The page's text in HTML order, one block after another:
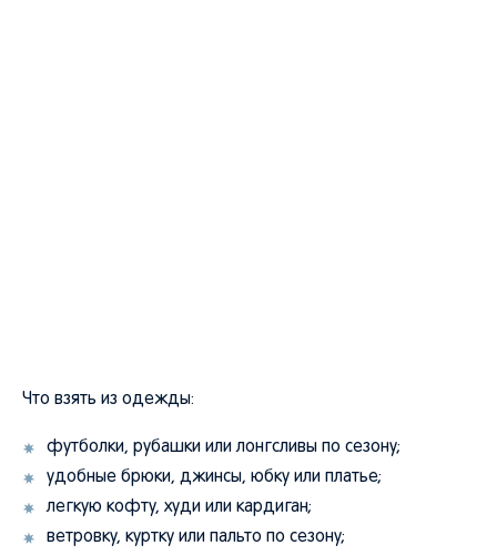
Что взять из одежды:
футболки, рубашки или лонгсливы по сезону;
удобные брюки, джинсы, юбку или платье;
легкую кофту, худи или кардиган;
ветровку, куртку или пальто по сезону;